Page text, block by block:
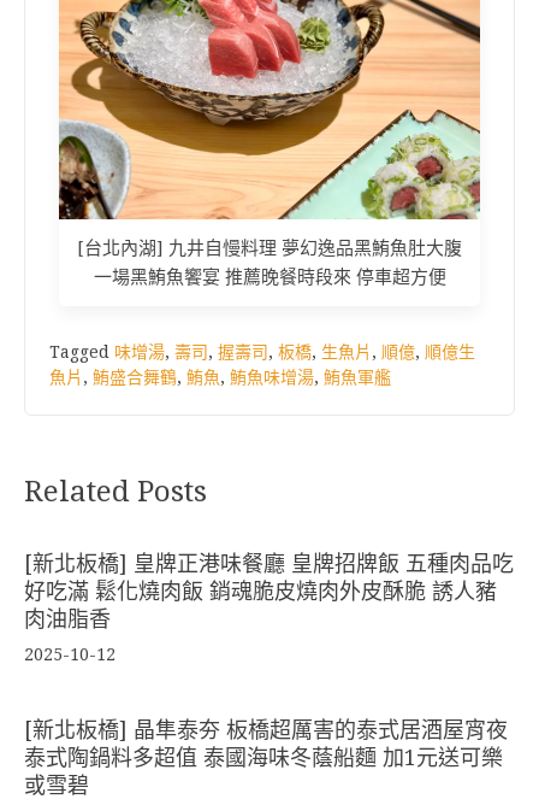
[台北內湖] 九井自慢料理 夢幻逸品黑鮪魚肚大腹
一場黑鮪魚饗宴 推薦晚餐時段來 停車超方便
Tagged 味增湯, 壽司, 握壽司, 板橋, 生魚片 , 順億, 順億生
魚片 , 鮪盛合舞鶴, 鮪魚, 鮪魚味增湯, 鮪魚軍艦
Related Posts
[新北板橋] 皇牌正港味餐廳 皇牌招牌飯 五種肉品吃
好吃滿 鬆化燒肉飯 銷魂脆皮燒肉外皮酥脆 誘人豬
肉油脂香
2025-10-12
[新北板橋] 晶隼泰夯 板橋超厲害的泰式居酒屋宵夜
泰式陶鍋料多超值 泰國海味冬蔭船麵 加1元送可樂
或雪碧